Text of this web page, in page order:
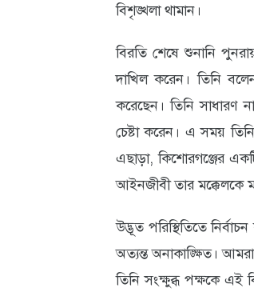
বিশৃঙ্খলা থামান।
বিরতি শেষে শুনানি
দাখিল করেন। তিনি
করেছেন। তিনি সাধারণ
চেষ্টা করেন। এ সময়
এছাড়া, কিশোরগঞ্জের
আইনজীবী তার মক্কেলকে
উদ্ভূত পরিস্থিতিতে
অত্যন্ত অনাকাঙ্ক্ষিত।
তিনি সংক্ষুব্ধ পক্ষকে এই